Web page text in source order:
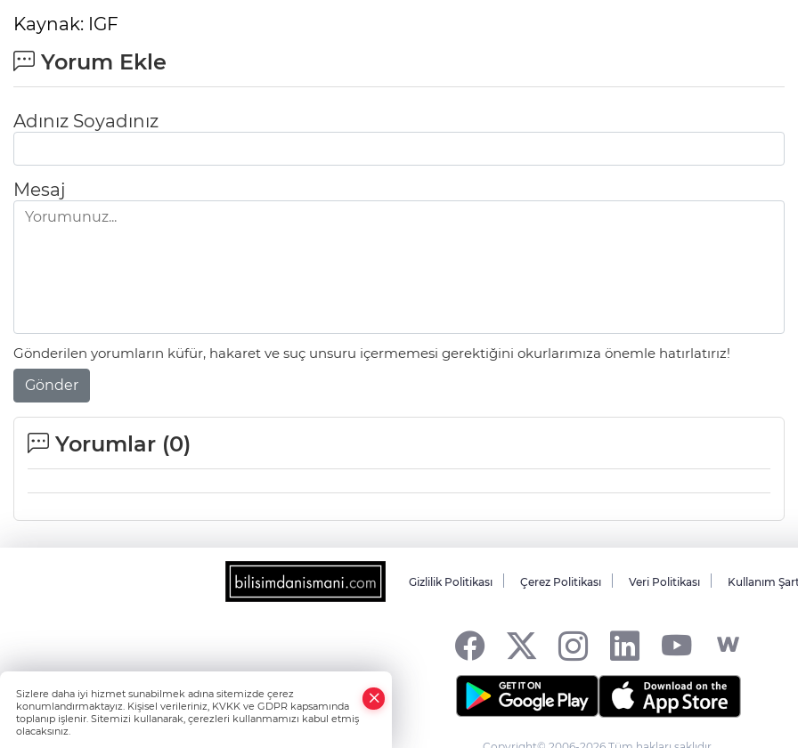
Kaynak: IGF
Yorum Ekle
Adınız Soyadınız
Mesaj
Gönderilen yorumların küfür, hakaret ve suç unsuru içermemesi gerektiğini okurlarımıza önemle hatırlatırız!
Gönder
Yorumlar (0)
Gizlilik Politikası Çerez Politikası Veri Politikası Kullanım
Sizlere daha iyi hizmet sunabilmek adına sitemizde çerez
konumlandırmaktayız. Kişisel verileriniz, KVKK ve GDPR kapsamında
toplanıp işlenir. Sitemizi kullanarak, çerezleri kullanmamızı kabul etmiş
olacaksınız.
Whatsapp